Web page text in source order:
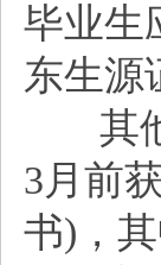
毕业生
东生源
其
3月前
书)，